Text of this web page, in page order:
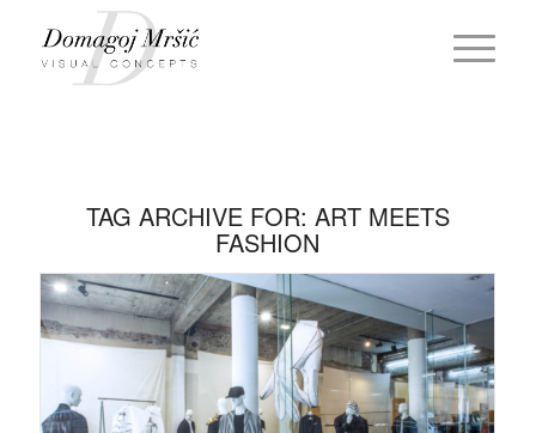
TAG ARCHIVE FOR: ART MEETS
FASHION